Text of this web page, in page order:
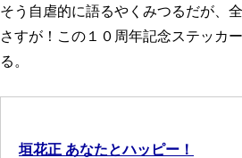
そう自虐的に語るやくみつるだが、
さすが！この１０周年記念ステッカ
る。
垣花正 あなたとハッピー！